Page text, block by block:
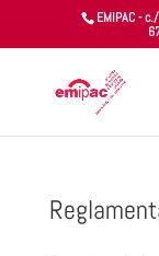
EMIPAC -